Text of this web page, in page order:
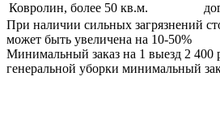
Ковролин, более 50 кв.м.
При наличии сильных загрязнений
может быть увеличена на 10-50%
Минимальный заказ на 1 выезд 2 400
генеральной уборки минимальный